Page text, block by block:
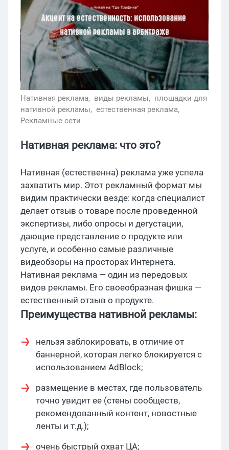
Нативная реклама, виды рекламы, площадки для
нативной рекламы, естественная реклама,
Рекламные сети
Нативная реклама: что это?
Нативная (естественна) реклама уже успела
захватить мир. Этот рекламный формат мы
видим практически везде: когда специалист
делает отзыв о товаре после проведенной
экспертизы, либо опросы и дегустации,
дающие представление о продукте или
услуге, и особенно самые различные
видеобзоры на просторах Интернета.
Нативная реклама — один из передовых
видов рекламы. Его своеобразная фишка —
естественный отзыв о продукте.
Преимущества нативной рекламы:
нельзя заблокировать, в отличие от
баннерной, которая легко блокируется с
использованием AdBlock;
размещение в местах, где пользователь
точно увидит ее (стены сообществ,
рекомендованный контент, новостные
ленты и т.д.);
очень быстрый охват ЦА;